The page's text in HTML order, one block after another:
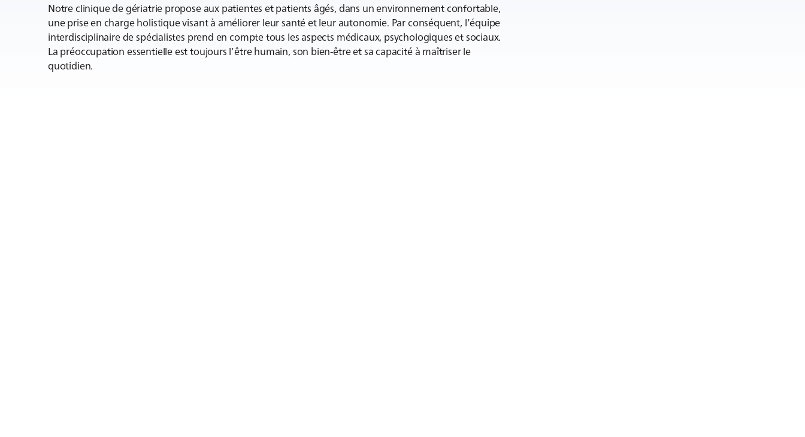
Notre clinique de gériatrie propose aux patientes et patients âgés, dans un environnement confortable,
une prise en charge holistique visant à améliorer leur santé et leur autonomie. Par conséquent, l’équipe
interdisciplinaire de spécialistes prend en compte tous les aspects médicaux, psychologiques et sociaux.
La préoccupation essentielle est toujours l’être humain, son bien-être et sa capacité à maîtriser le
quotidien.